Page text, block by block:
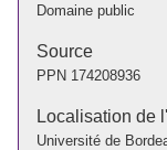
Domaine public
Source
PPN 174208936
Localisation de
Université de